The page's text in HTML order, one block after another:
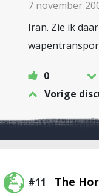
7 november
Iran. Zie ik
0
Vorige
#11 The